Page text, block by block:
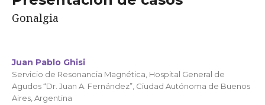
Gonalgia
Juan Pablo Ghisi
Servicio de Resonancia Magnética, Hospital General de
Agudos “Dr. Juan A. Fernández”, Ciudad Autónoma de Buenos
Aires, Argentina